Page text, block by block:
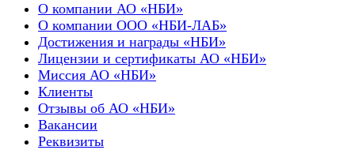
О компании АО «НБИ»
О компании ООО «НБИ-ЛАБ»
Достижения и награды «НБИ»
Лицензии и сертификаты АО «НБИ»
Миссия АО «НБИ»
Клиенты
Отзывы об АО «НБИ»
Вакансии
Реквизиты